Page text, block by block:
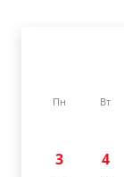
Пн Вт
3
4